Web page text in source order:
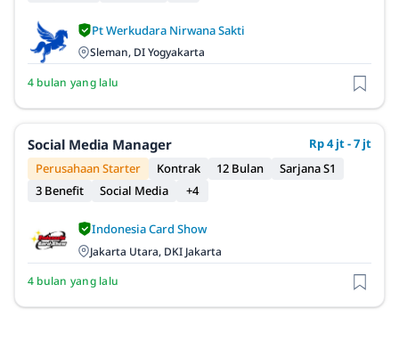
Pt Werkudara Nirwana Sakti
Sleman, DI Yogyakarta
4 bulan yang lalu
Social Media Manager
Rp 4 jt - 7 jt
Perusahaan Starter
Kontrak 12 Bulan
Sarjana S1
3 Benefit
Social Media +4
Indonesia Card Show
Jakarta Utara, DKI Jakarta
4 bulan yang lalu